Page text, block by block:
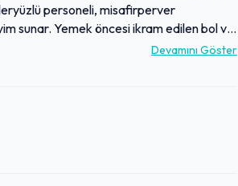
personeli, misafirperver
sunar. Yemek öncesi ikram edilen bol ve
ön planda tutulmaktadır. Sunduğu bu
Devamını Göster